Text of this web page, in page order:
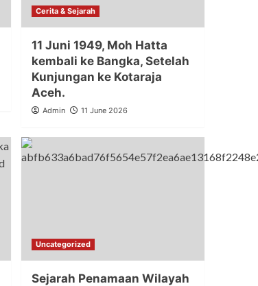
Cerita & Sejarah
11 Juni 1949, Moh Hatta
kembali ke Bangka, Setelah
Kunjungan ke Kotaraja
Aceh.
Admin 11 June 2026
Uncategorized
Sejarah Penamaan Wilayah